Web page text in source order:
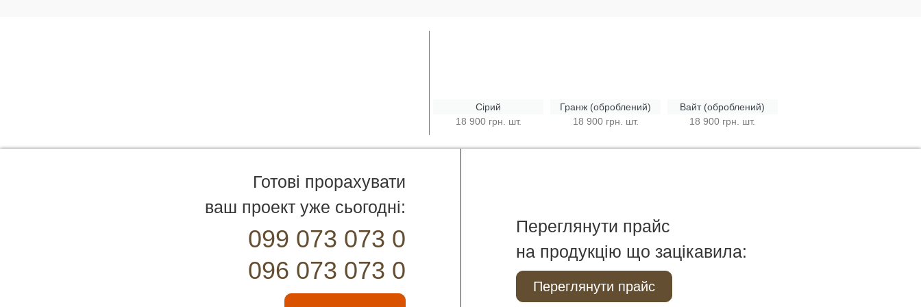
Сірий
18 900 грн. шт.
Гранж (оброблений)
18 900 грн. шт.
Вайт (оброблений)
18 900 грн. шт.
Готові прорахувати
ваш проект уже сьогодні:
099 073 073 0
096 073 073 0
Переглянути прайс
на продукцію що зацікавила:
Переглянути прайс